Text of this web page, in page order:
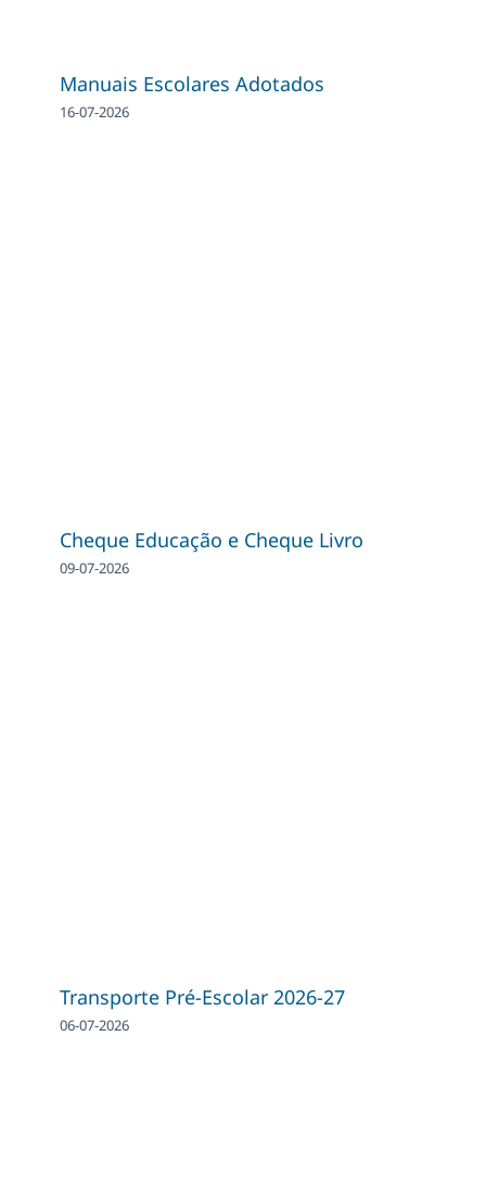
Manuais Escolares Adotados
16-07-2026
Cheque Educação e Cheque Livro
09-07-2026
Transporte Pré-Escolar 2026-27
06-07-2026